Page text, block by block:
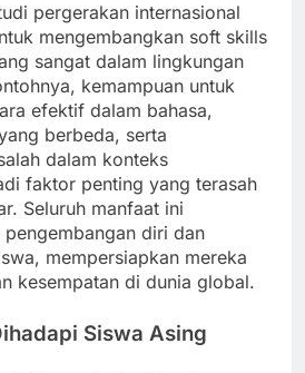
pergerakan internasional
mengembangkan soft skills
sangat dalam lingkungan
kemampuan untuk
efektif dalam bahasa,
berbeda, serta
dalam konteks
faktor penting yang terasah
Seluruh manfaat ini
diri dan
mempersiapkan mereka
kesempatan di dunia global.
Siswa Asing